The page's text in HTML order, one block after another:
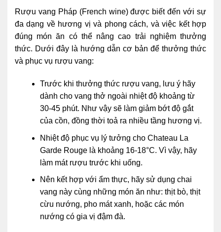
Rượu vang Pháp (French wine) được biết đến với sự
đa dạng về hương vị và phong cách, và việc kết hợp
đúng món ăn có thể nâng cao trải nghiệm thưởng
thức. Dưới đây là hướng dẫn cơ bản để thưởng thức
và phục vụ rượu vang:
Trước khi thưởng thức rượu vang, lưu ý hãy
dành cho vang thở ngoài nhiệt độ khoảng từ
30-45 phút. Như vậy sẽ làm giảm bớt độ gắt
của cồn, đồng thời toả ra nhiều tầng hương vị.
Nhiệt độ phục vụ lý tưởng cho Chateau La
Garde Rouge là khoảng 16-18°C. Vì vậy, hãy
làm mát rượu trước khi uống.
Nên kết hợp với ẩm thực, hãy sử dụng chai
vang này cùng những món ăn như: thịt bò, thịt
cừu nướng, pho mát xanh, hoặc các món
nướng có gia vị đậm đà.